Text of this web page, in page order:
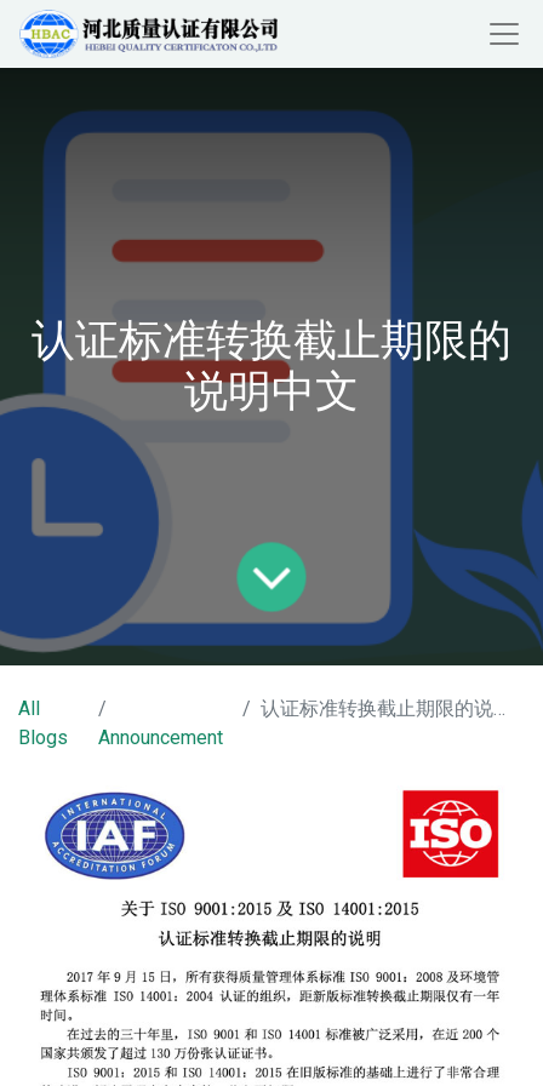
认证标准转换截止期限的
说明中文
All
Blogs
Announcement
认证标准转换截止期限的说明中文